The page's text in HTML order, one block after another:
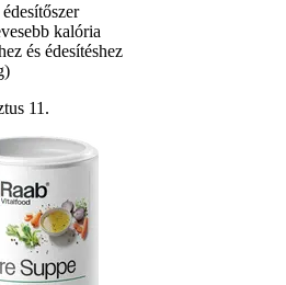
kalória
és édesítéshez
11.